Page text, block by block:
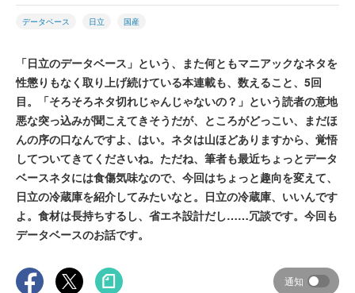
データベース 日立 国産
「日立のデータベース」という、また何ともマニアックなネタを
性懲りもなく取り上げ続けている本連載も、数えること、5回
目。「そろそろネタ切れじゃんじゃないの？」という読者の意地
悪な突っ込みが聞こえてきそうだが、ところがどっこい、まだほ
んの序の口なんですよ、はい。ネタは山ほどありますから、覚悟
してついてきてくださいね。ただね、筆者も最近ちょっとデータ
ベースネタには食傷気味なので、今回はちょっと趣向を変えて、
日立の冷蔵庫を紹介してみたいなと。日立の冷蔵庫、いいんです
よ。食材は長持ちするし、省エネ設計だし……冗談です。今回も
データベースのお話です。
通知